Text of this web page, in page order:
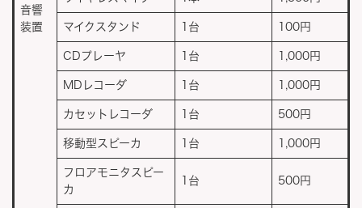
音響
装置
マイクスタンド 1台 100円
CDプレーヤ 1台 1,000円
MDレコーダ 1台 1,000円
カセットレコーダ 1台 500円
移動型スピーカ 1台 1,000円
フロアモニタスピー
カ
1台 500円